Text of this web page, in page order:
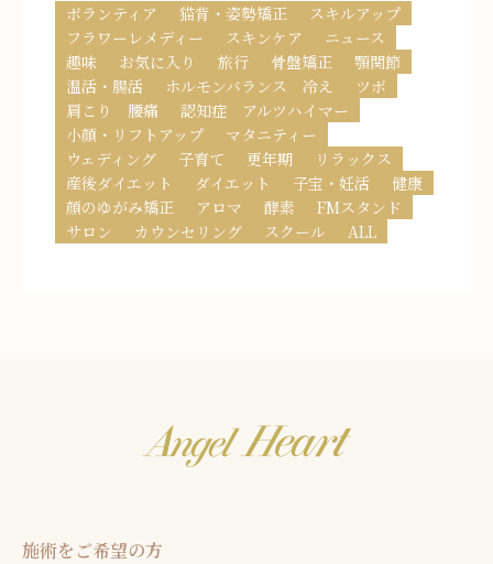
ボランティア 猫背・姿勢矯正
スキルアップ
フラワーレメディー
スキンケア
ニュース
趣味
お気に入り 旅行 骨盤矯正
顎関節
温活・腸活
ホルモンバランス 冷え
ツボ
肩こり 腰痛
認知症 アルツハイマー
小顔・リフトアップ
マタニティー
ウェディング
子育て 更年期
リラックス
産後ダイエット
ダイエット 子宝・妊活
健康
顔のゆがみ矯正
アロマ 酵素
FMスタンド
サロン
カウンセリング スクール ALL
施術をご希望の方